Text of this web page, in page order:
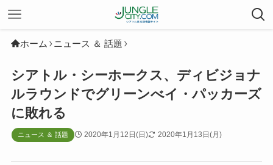
ホーム ニュース ＆ 話題
シアトル・シーホークス、ディビジョナ
ルラウンドでグリーンべイ・パッカーズ
に敗れる
ニュース ＆ 話題 2020年1月12日(日) 2020年1月13日(月)